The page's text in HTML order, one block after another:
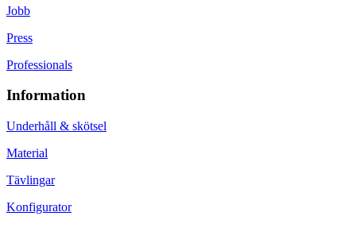
Jobb
Press
Professionals
Information
Underhåll & skötsel
Material
Tävlingar
Konfigurator